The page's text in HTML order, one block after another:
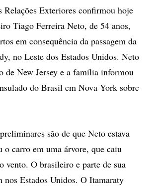
compartilhamento
Exteriores confirmou hoje
Tiago Ferreira Neto, de 54 anos,
em consequência da passagem da
no Leste dos Estados Unidos. Neto
de New Jersey e a família informou
do Brasil em Nova York sobre
são de que Neto estava
o carro em uma árvore, que caiu
vento. O brasileiro e parte de sua
nos Estados Unidos. O Itamaraty